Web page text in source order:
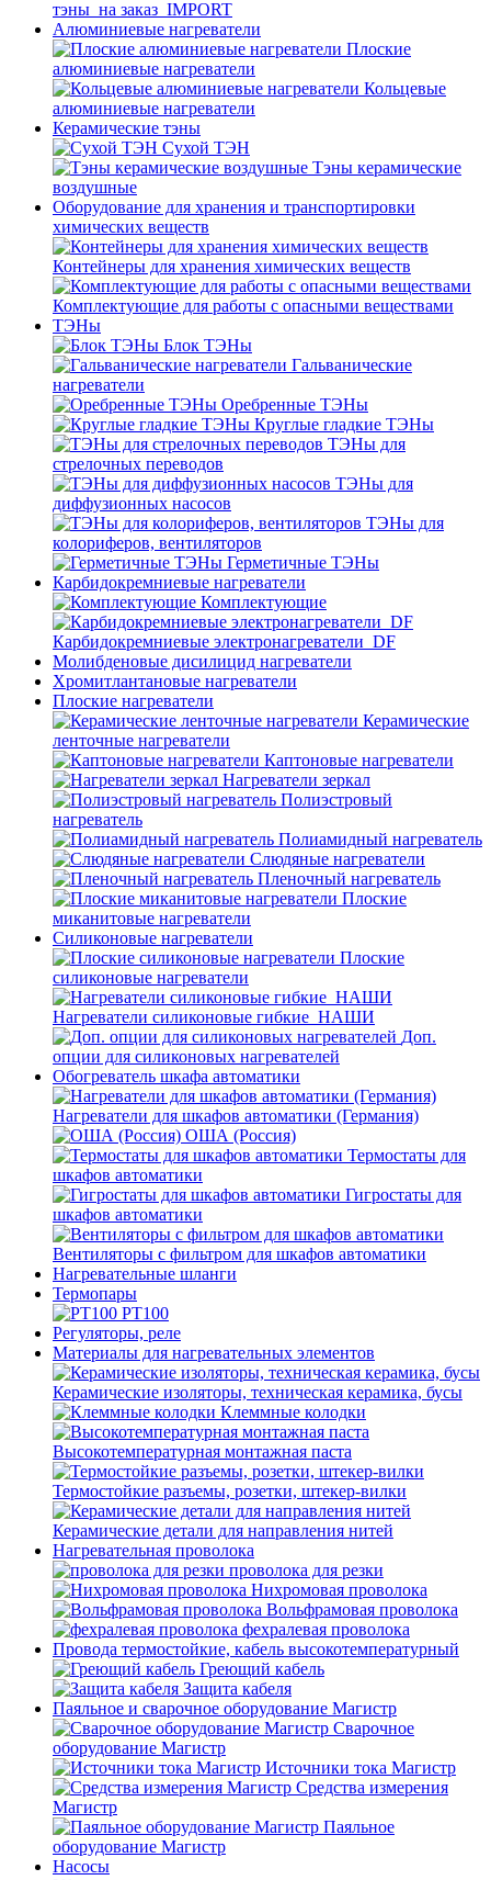
тэны_на заказ_IMPORT
Алюминиевые нагреватели
Плоские
алюминиевые нагреватели
Кольцевые
алюминиевые нагреватели
Керамические тэны
Сухой ТЭН
Тэны керамические
воздушные
Оборудование для хранения и транспортировки
химических веществ
Контейнеры для хранения химических веществ
Комплектующие для работы с опасными веществами
ТЭНы
Блок ТЭНы
Гальванические
нагреватели
Оребренные ТЭНы
Круглые гладкие ТЭНы
ТЭНы для
стрелочных переводов
ТЭНы для
диффузионных насосов
ТЭНы для
колориферов, вентиляторов
Герметичные ТЭНы
Карбидокремниевые нагреватели
Комплектующие
Карбидокремниевые электронагреватели_DF
Молибденовые дисилицид нагреватели
Хромитлантановые нагреватели
Плоские нагреватели
Керамические
ленточные нагреватели
Каптоновые нагреватели
Нагреватели зеркал
Полиэстровый
нагреватель
Полиамидный нагреватель
Слюдяные нагреватели
Пленочный нагреватель
Плоские
миканитовые нагреватели
Силиконовые нагреватели
Плоские
силиконовые нагреватели
Нагреватели силиконовые гибкие_НАШИ
Доп.
опции для силиконовых нагревателей
Обогреватель шкафа автоматики
Нагреватели для шкафов автоматики (Германия)
ОША (Россия)
Термостаты для
шкафов автоматики
Гигростаты для
шкафов автоматики
Вентиляторы с фильтром для шкафов автоматики
Нагревательные шланги
Термопары
PT100
Регуляторы, реле
Материалы для нагревательных элементов
Керамические изоляторы, техническая керамика, бусы
Клеммные колодки
Высокотемпературная монтажная паста
Термостойкие разъемы, розетки, штекер-вилки
Керамические детали для направления нитей
Нагревательная проволока
проволока для резки
Нихромовая проволока
Вольфрамовая проволока
фехралевая проволока
Провода термостойкие, кабель высокотемпературный
Греющий кабель
Защита кабеля
Паяльное и сварочное оборудование Магистр
Сварочное
оборудование Магистр
Источники тока Магистр
Средства измерения
Магистр
Паяльное
оборудование Магистр
Насосы